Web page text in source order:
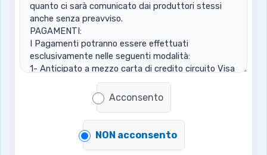
Acconsento
NON acconsento